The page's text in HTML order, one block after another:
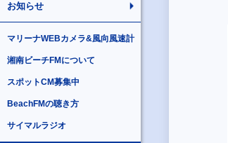
お知らせ
マリーナWEBカメラ&風向風速計
湘南ビーチFMについて
スポットCM募集中
BeachFMの聴き方
サイマルラジオ